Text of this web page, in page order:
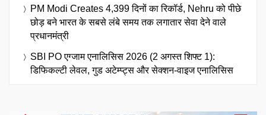
PM Modi Creates 4,399 दिनों का रिकॉर्ड, Nehru को पीछे
छोड़ बने भारत के सबसे लंबे समय तक लगातार सेवा देने वाले
प्रधानमंत्री
SBI PO एग्जाम एनालिसिस 2026 (2 अगस्त शिफ्ट 1):
डिफिकल्टी लेवल, गुड अटेम्प्ट्स और सेक्शन-वाइज एनालिसिस